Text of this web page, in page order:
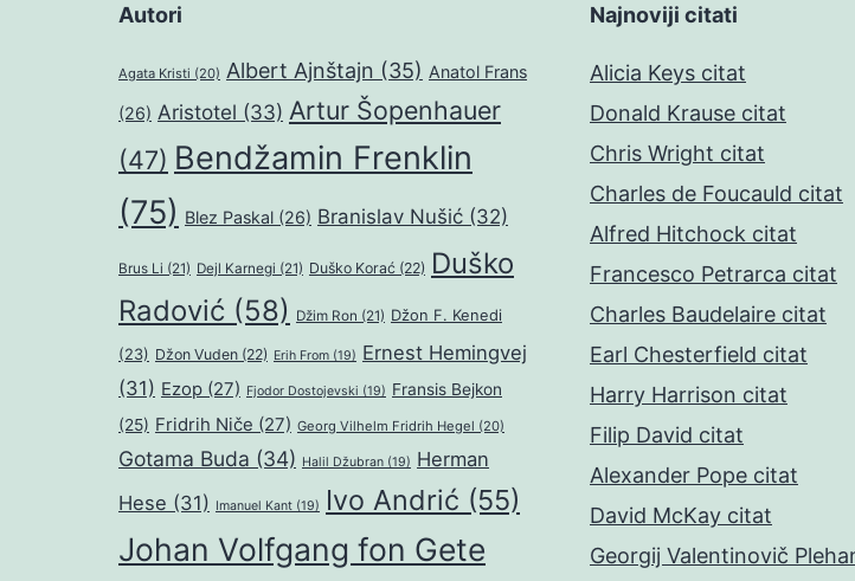
Autori
Agata Kristi (20) Albert Ajnštajn (35) Anatol Frans
(26) Aristotel (33) Artur Šopenhauer
(47) Bendžamin Frenklin
(75) Blez Paskal (26) Branislav Nušić (32)
Brus Li (21) Dejl Karnegi (21) Duško Korać (22) Duško
Radović (58) Džim Ron (21) Džon F. Kenedi
(23) Džon Vuden (22) Erih From (19) Ernest Hemingvej
(31) Ezop (27) Fjodor Dostojevski (19) Fransis Bejkon
(25) Fridrih Niče (27) Georg Vilhelm Fridrih Hegel (20)
Gotama Buda (34) Halil Džubran (19) Herman
Hese (31) Imanuel Kant (19) Ivo Andrić (55)
Johan Volfgang fon Gete
Najnoviji citati
Alicia Keys citat
Donald Krause citat
Chris Wright citat
Charles de Foucauld citat
Alfred Hitchock citat
Francesco Petrarca citat
Charles Baudelaire citat
Earl Chesterfield citat
Harry Harrison citat
Filip David citat
Alexander Pope citat
David McKay citat
Georgij Valentinovič